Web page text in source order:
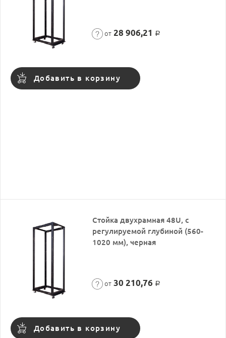
от 28 906,21 Р
Добавить в корзину
Стойка двухрамная 48U, с
регулируемой глубиной (560-
1020 мм), черная
от 30 210,76 Р
Добавить в корзину